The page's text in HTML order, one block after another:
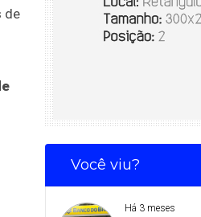
de
Você viu?
Há 3 meses